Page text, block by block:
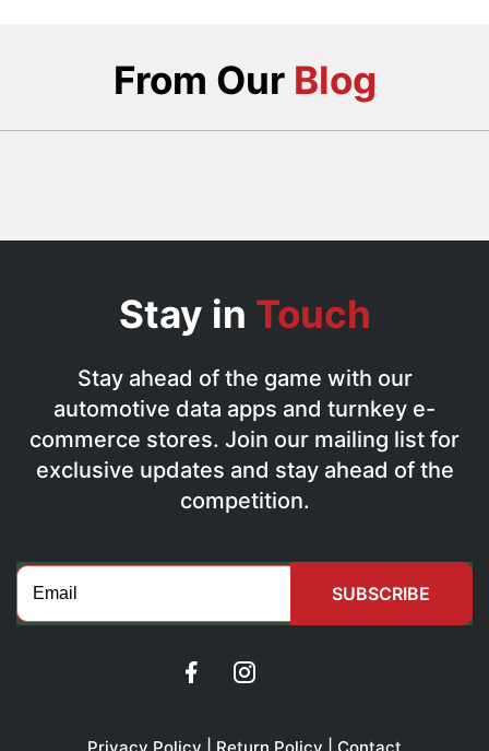
From Our Blog
Stay in Touch
Stay ahead of the game with our
automotive data apps and turnkey e-
commerce stores. Join our mailing list for
exclusive updates and stay ahead of the
competition.
SUBSCRIBE